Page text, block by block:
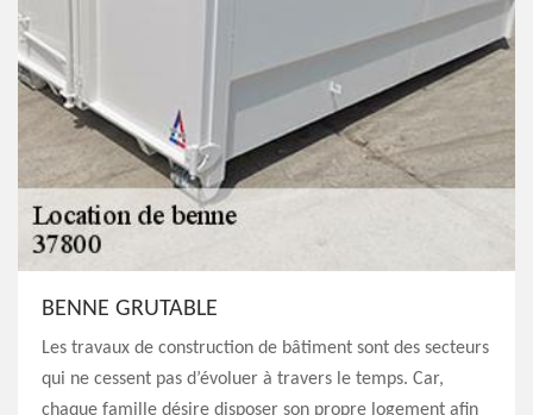
BENNE GRUTABLE
Les travaux de construction de bâtiment sont des secteurs
qui ne cessent pas d’évoluer à travers le temps. Car,
chaque famille désire disposer son propre logement afin